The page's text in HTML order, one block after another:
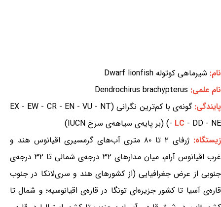
نام: شیرماهی کوتوله Dwarf lionfish
نام علمی: Dendrochirus brachypterus
پایندگی:
گونه‌ی با کم‌ترین نگرانی (EX - EW - CR - EN - VU - NT
- LC - DD - NE) (بر پایه‌ی سیاهه‌ی سرخ IUCN)
زیستگاه:
ژرفای ۲ تا ۸۰ متری آب‌های گرمسیری اقیانوس هند و
غرب اقیانوس آرام، میان مدارهای ۳۲ درجه‌ی شمالی تا ۳۲ درجه‌ی
جنوبی از عرض جغرافیایی (از کشورهای هند و سری‌لانکا در جنوب
قاره‌ی آسیا تا کشور جزیره‌ای تونگا در قاره‌ی اقیانوسیه؛ و شمال تا